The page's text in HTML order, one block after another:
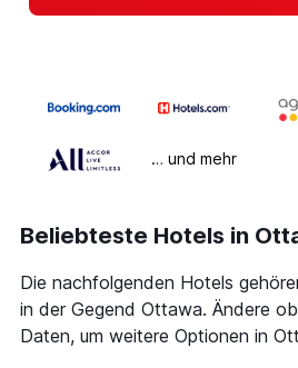
… und mehr
Beliebteste Hotels in
Die nachfolgenden Hotels
in der Gegend Ottawa. Ändere
Daten, um weitere Optionen in